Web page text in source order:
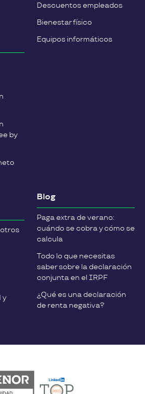
by
Descuentos empleados
Bienestar físico
Equipos informáticos
y
Blog
Paga extra de verano:
cuándo se cobra y cómo se
calcula
Todo lo que necesitas
saber sobre la declaración
conjunta en el IRPF
¿Qué es una declaración
de renta negativa?